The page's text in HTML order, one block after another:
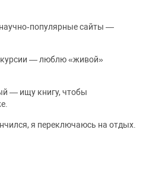
сайты —
— люблю «живой»
— ищу книгу, чтобы
я переключаюсь на отдых.